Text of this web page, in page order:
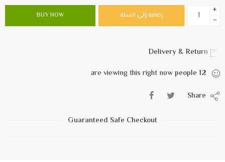
+
−
إضافة إلى السلة BUY NOW
12
people
Guaranteed Safe Checkout